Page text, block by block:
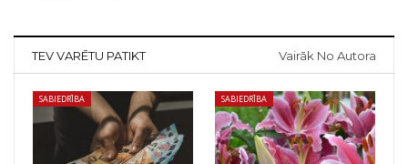
TEV VARĒTU PATIKT Vairāk No Autora
SABIEDRĪBA SABIEDRĪBA